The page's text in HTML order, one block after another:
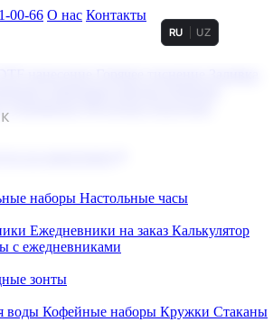
00-66 О нас Контакты
RU UZ
наборы Настольные часы
Ежедневники на заказ Калькулятор
с ежедневниками
зонты
воды Кофейные наборы Кружки Стаканы